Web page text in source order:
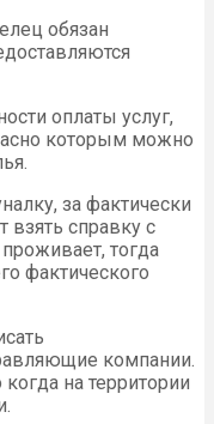
обязан
оплаты услуг,
которым можно
за фактически
справку с
тогда
фактического
компании.
на территории